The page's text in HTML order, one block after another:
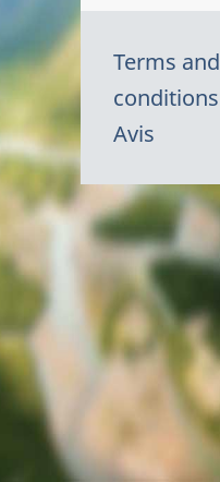
Terms and
conditions
Avis